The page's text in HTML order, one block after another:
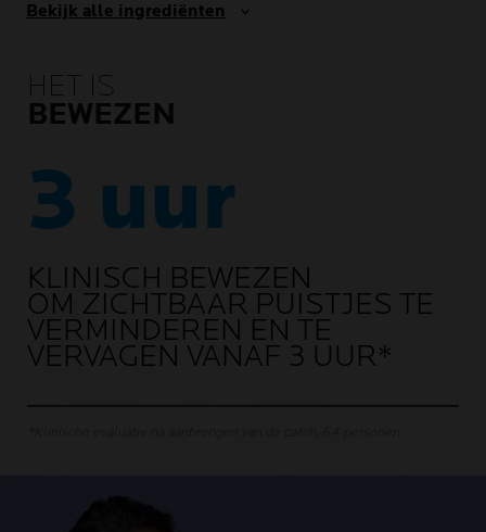
Bekijk alle ingrediënten
HET IS
BEWEZEN
3 uur
KLINISCH BEWEZEN​
OM ZICHTBAAR PUISTJES TE
VERMINDEREN EN TE
VERVAGEN VANAF 3 UUR*​